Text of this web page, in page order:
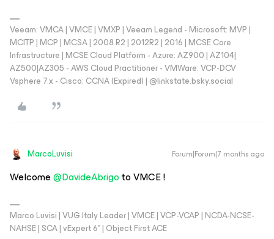
Veeam: VMCA | VMCE | VMXP | Veeam Legend - Microsoft: MVP |
MCITP | MCP | MCSA | 2008 R2 | 2012R2 | 2016 | MCSE Core
Infrastructure | MCSE Cloud Platform - Azure: AZ900 | AZ104|
AZ500|AZ305 - AWS Cloud Practitioner - VMWare: VCP-DCV
Vsphere 7.x - Cisco: CCNA (Expired) | ‪@linkstate.bsky.social‬
MarcoLuvisi Forum|Forum|7 months ago
Welcome ​@DavideAbrigoto VMCE !
Marco Luvisi | VUG Italy Leader | VMCE | VCP-VCAP | NCDA-NCSE-
NAHSE | SCA | vExpert 6* | Object First ACE